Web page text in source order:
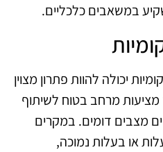
במשאבים כלכליים.
יכולה להוות פתרון מצוין
מציעות מרחב בטוח לשיתוף
מצבים דומים. במקרים
או בעלות נמוכה,